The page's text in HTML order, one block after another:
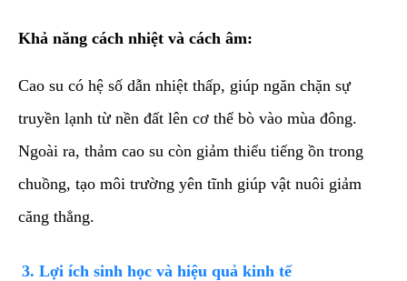
Khả năng cách nhiệt và cách âm:
Cao su có hệ số dẫn nhiệt thấp, giúp ngăn chặn sự
truyền lạnh từ nền đất lên cơ thể bò vào mùa đông.
Ngoài ra, thảm cao su còn giảm thiểu tiếng ồn trong
chuồng, tạo môi trường yên tĩnh giúp vật nuôi giảm
căng thẳng.
​3. Lợi ích sinh học và hiệu quả kinh tế